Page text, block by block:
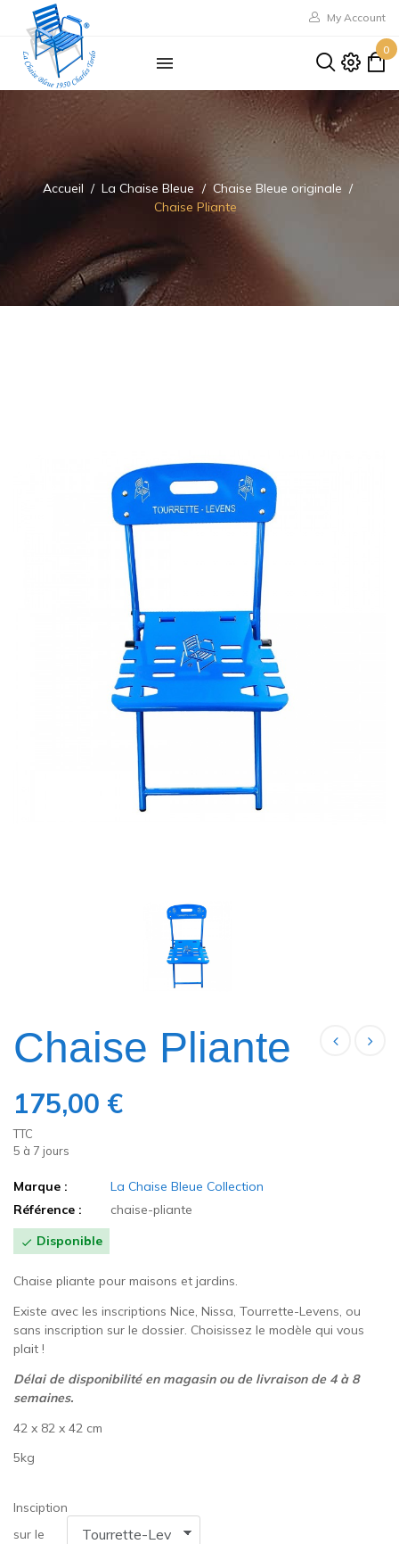
My Account
0
Accueil La Chaise Bleue
Chaise Bleue originale
Chaise Pliante
Chaise Pliante
175,00 €
TTC
5 à 7 jours
Marque :
La Chaise Bleue Collection
Référence :
chaise-pliante
 Disponible
Chaise pliante pour maisons et jardins.
Existe avec les inscriptions Nice, Nissa, Tourrette-Levens, ou
sans inscription sur le dossier. Choisissez le modèle qui vous
plait !
Délai de disponibilité en magasin ou de livraison de 4 à 8
semaines.
42 x 82 x 42 cm
5kg
Insciption
sur le